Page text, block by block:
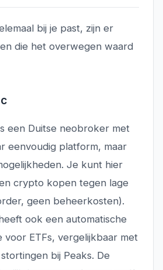
bij je past, zijn er
die het overwegen waard
een Duitse neobroker met
eenvoudig platform, maar
Je kunt hier
crypto kopen tegen lage
geen beheerkosten).
ook een automatische
voor ETFs, vergelijkbaar met
bij Peaks. De